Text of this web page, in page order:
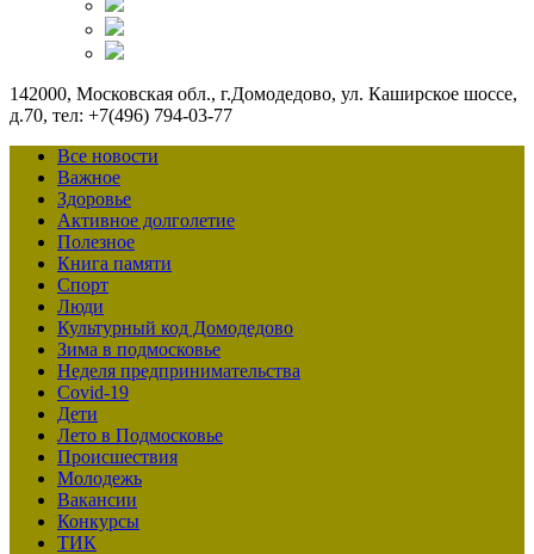
142000, Московская обл., г.Домодедово, ул. Каширское шоссе,
д.70, тел: +7(496) 794-03-77
Все новости
Важное
Здоровье
Активное долголетие
Полезное
Книга памяти
Спорт
Люди
Культурный код Домодедово
Зима в подмосковье
Неделя предпринимательства
Covid-19
Дети
Лето в Подмосковье
Происшествия
Молодежь
Вакансии
Конкурсы
ТИК